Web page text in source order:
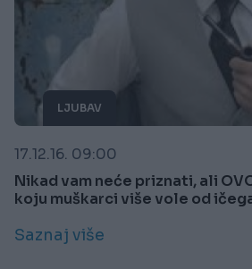
LJUBAV
17.12.16. 09:00
Nikad vam neće priznati, ali
koju muškarci više vole od
Saznaj više